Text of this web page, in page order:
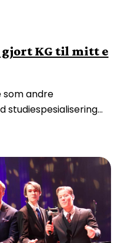
KG til mitt e
som andre
studiespesialisering…